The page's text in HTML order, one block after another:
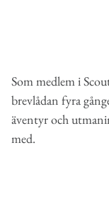
Som medlem i
brevlådan fyra
äventyr och
med.